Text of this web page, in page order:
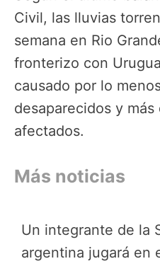
Civil, las lluvias
semana en Rio
fronterizo con
causado por lo
desaparecidos y
afectados.
Más noticias
Un integrante de la
argentina jugará en